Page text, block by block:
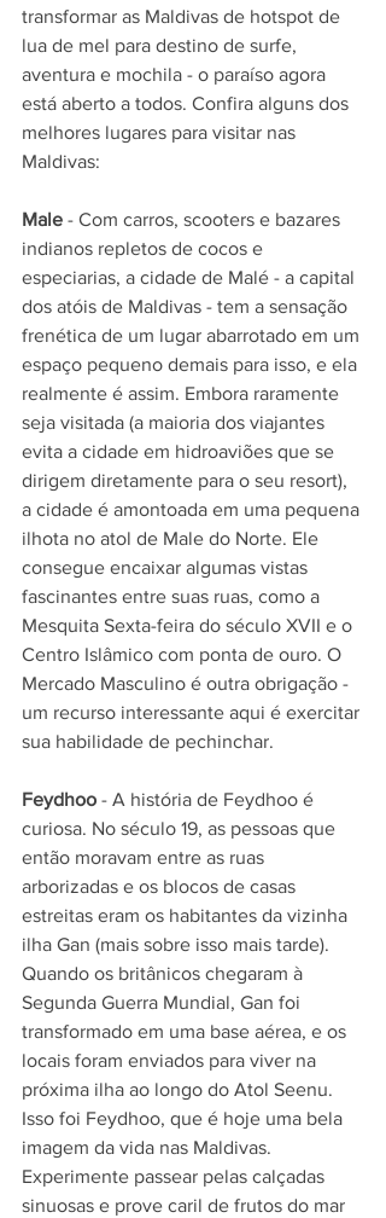
transformar as Maldivas de hotspot de
lua de mel para destino de surfe,
aventura e mochila - o paraíso agora
está aberto a todos. Confira alguns dos
melhores lugares para visitar nas
Maldivas:
Male - Com carros, scooters e bazares
indianos repletos de cocos e
especiarias, a cidade de Malé - a capital
dos atóis de Maldivas - tem a sensação
frenética de um lugar abarrotado em um
espaço pequeno demais para isso, e ela
realmente é assim. Embora raramente
seja visitada (a maioria dos viajantes
evita a cidade em hidroaviões que se
dirigem diretamente para o seu resort),
a cidade é amontoada em uma pequena
ilhota no atol de Male do Norte. Ele
consegue encaixar algumas vistas
fascinantes entre suas ruas, como a
Mesquita Sexta-feira do século XVII e o
Centro Islâmico com ponta de ouro. O
Mercado Masculino é outra obrigação -
um recurso interessante aqui é exercitar
sua habilidade de pechinchar.
Feydhoo - A história de Feydhoo é
curiosa. No século 19, as pessoas que
então moravam entre as ruas
arborizadas e os blocos de casas
estreitas eram os habitantes da vizinha
ilha Gan (mais sobre isso mais tarde).
Quando os britânicos chegaram à
Segunda Guerra Mundial, Gan foi
transformado em uma base aérea, e os
locais foram enviados para viver na
próxima ilha ao longo do Atol Seenu.
Isso foi Feydhoo, que é hoje uma bela
imagem da vida nas Maldivas.
Experimente passear pelas calçadas
sinuosas e prove caril de frutos do mar